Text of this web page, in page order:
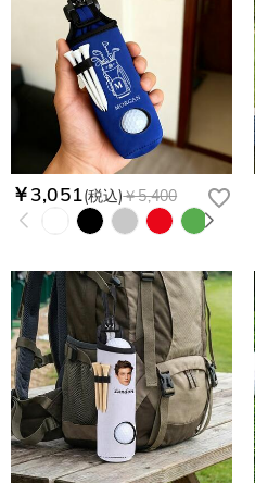
￥3,051(税込)￥5,400